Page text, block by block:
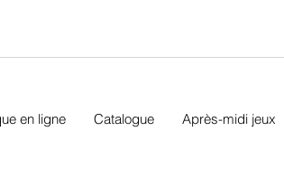
en ligne Catalogue Après-midi jeux